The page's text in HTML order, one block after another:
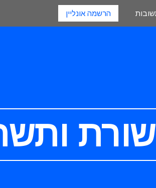
הרשמה אונליין